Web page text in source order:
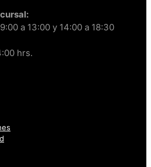
a 13:00 y 14:00 a 18:30
hrs.